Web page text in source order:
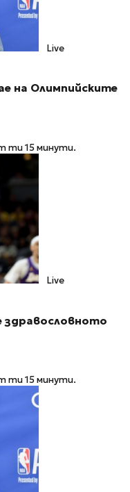
Live
на Олимпийските
ти 15 минути.
Live
здравословното
ти 15 минути.